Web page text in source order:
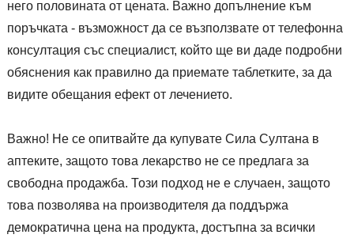
него половината от цената. Важно допълнение към
поръчката - възможност да се възползвате от телефонна
консултация със специалист, който ще ви даде подробни
обяснения как правилно да приемате таблетките, за да
видите обещания ефект от лечението.
Важно! Не се опитвайте да купувате Сила Султана в
аптеките, защото това лекарство не се предлага за
свободна продажба. Този подход не е случаен, защото
това позволява на производителя да поддържа
демократична цена на продукта, достъпна за всички